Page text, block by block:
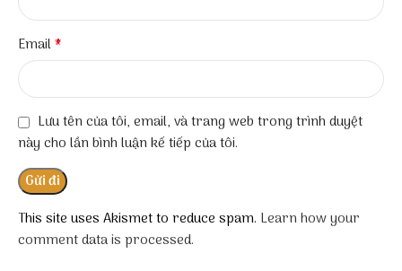
Email*
Lưu tên của tôi, email, và trang web trong trình duyệt
này cho lần bình luận kế tiếp của tôi.
This site uses Akismet to reduce spam. Learn how your
comment data is processed.